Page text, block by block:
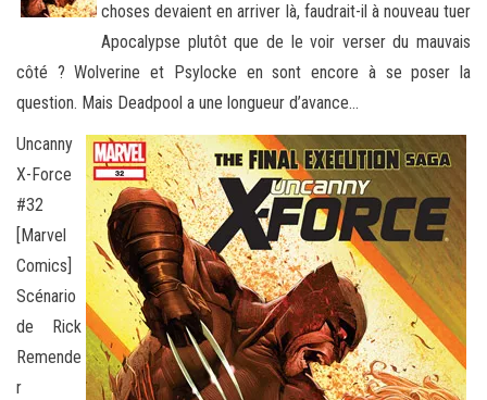
choses devaient en arriver là, faudrait-il à nouveau tuer
Apocalypse plutôt que de le voir verser du mauvais
côté ? Wolverine et Psylocke en sont encore à se poser la
question. Mais Deadpool a une longueur d’avance…
Uncanny
X-Force
#32
[Marvel
Comics]
Scénario
de Rick
Remende
r